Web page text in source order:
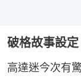
破格故事設
高達迷今次有